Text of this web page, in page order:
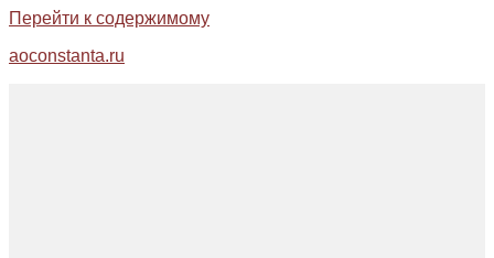
Перейти к содержимому
aoconstanta.ru